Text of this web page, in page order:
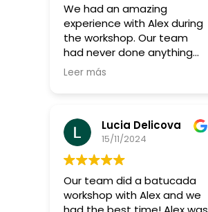
We had an amazing
experience with Alex during
the workshop. Our team
had never done anything
like this before, but Alex
What really stood out was
how he got us all to really
listen to each other—it was
a great way to build
teamwork and connect in a
Leer más
Lucia Delicova
15/11/2024
Our team did a batucada
workshop with Alex and we